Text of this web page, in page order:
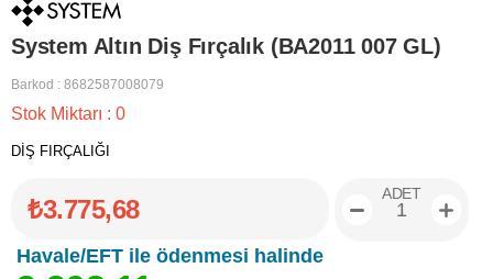
System Altın Diş Fırçalık (BA2011 007 GL)
Barkod : 8682587008079
Stok Miktarı : 0
DİŞ FIRÇALIĞI
₺3.775,68
Havale/EFT ile ödenmesi halinde
ADET